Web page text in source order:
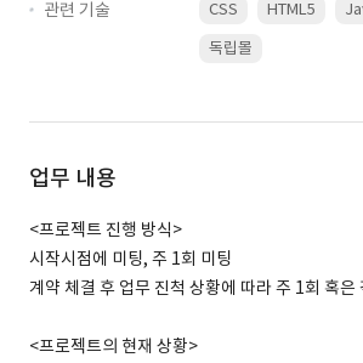
관련 기술
CSS HTML5
독립몰
업무 내용
<프로젝트 진행 방식>
시작시점에 미팅, 주 1회 미팅
계약 체결 후 업무 진척 상황에 따라 주 1회 혹은
<프로젝트의 현재 상황>